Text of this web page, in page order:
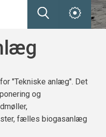
"Tekniske anlæg". Det
og
fælles biogasanlæg